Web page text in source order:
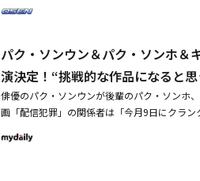
ぐため、配信の中の謎のジェントルマン（パ
のアーティストコレクターのジェントルマン
盗撮ライブ配信に絡まれた」と、恐怖心を刺
た、背景に見えるライブチャットは、スリリ
罪」に対する期待を一段と高めている。「配
は「配信犯罪」で、盗撮カメラのライブ配信
マン役を務め、これまで見たことのない異色
パク・ソンウン＆パク・ソンホ＆
演決定！“挑戦的な作品になると
俳優のパク・ソンウンが後輩のパク・ソンホ
画「配信犯罪」の関係者は「今月9日にクラ
信」の略語だ。フリーランサーのプロデュー